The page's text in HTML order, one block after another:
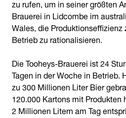
zu rufen, um in seiner größten
Brauerei in Lidcombe im
Wales, die
Betrieb zu rationalisieren.
Die Tooheys-Brauerei ist 24
Tagen in der Woche in Betrieb.
zu 300 Millionen Liter Bier
120.000 Kartons mit Produkten
2 Millionen Litern am Tag